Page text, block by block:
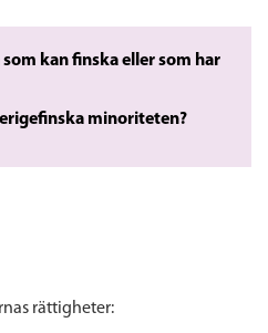
kan finska eller som har
minoriteten?
rättigheter: